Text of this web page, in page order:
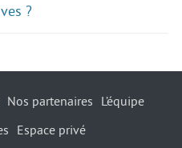
?
Nos partenaires
L’équipe
Espace privé